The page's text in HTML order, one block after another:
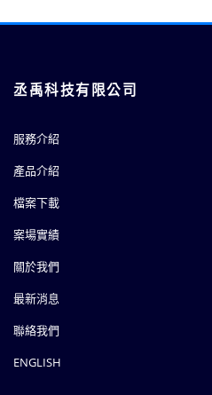
丞禹科技有限公司
服務介紹
產品介紹
檔案下載
案場實績
關於我們
最新消息
聯絡我們
ENGLISH